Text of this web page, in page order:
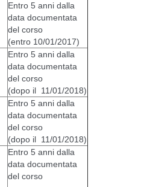
Entro 5 anni dalla
data documentata
del corso
(entro 10/01/2017)
Entro 5 anni dalla
data documentata
del corso
(dopo il 11/01/2018)
Entro 5 anni dalla
data documentata
del corso
(dopo il 11/01/2018)
Entro 5 anni dalla
data documentata
del corso